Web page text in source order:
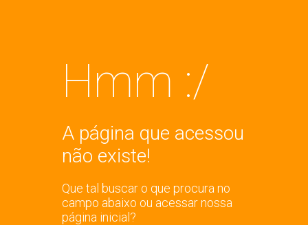
Hmm :/
A página que acessou
não existe!
Que tal buscar o que procura no
campo abaixo ou acessar nossa
página inicial?